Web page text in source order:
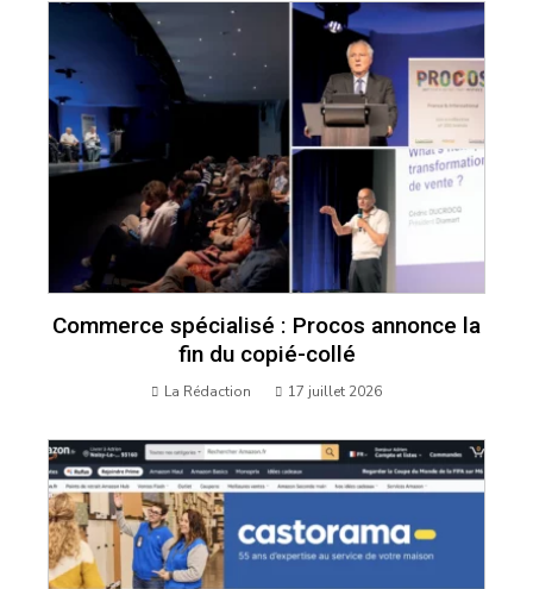
Commerce spécialisé : Procos annonce la
fin du copié-collé
La Rédaction 17 juillet 2026